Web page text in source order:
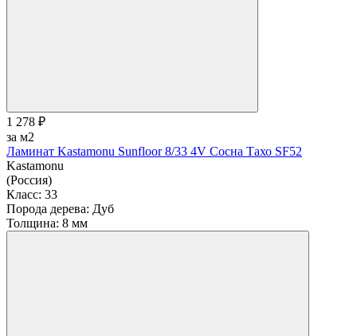
1 278 ₽
за м2
Ламинат Kastamonu Sunfloor 8/33 4V Сосна Тахо SF52
Kastamonu
(Россия)
Класс: 33
Порода дерева: Дуб
Толщина: 8 мм